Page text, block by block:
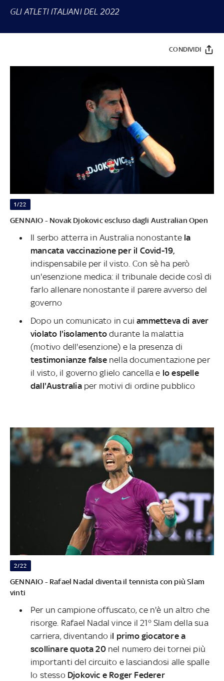
GLI ATLETI ITALIANI DEL 2022
CONDIVIDI
1/22
GENNAIO - Novak Djokovic escluso dagli Australian Open
Il serbo atterra in Australia nonostante la
mancata vaccinazione per il Covid-19,
indispensabile per il visto. Con sè ha però
un'esenzione medica: il tribunale decide così di
farlo allenare nonostante il parere avverso del
governo
Dopo un comunicato in cuiammetteva di aver
violato l'isolamento durante la malattia
(motivo dell'esenzione) e la presenza di
testimonianze falsenella documentazione per
il visto, il governo glielo cancella e lo espelle
dall'Australiaper motivi di ordine pubblico
2/22
GENNAIO - Rafael Nadal diventa il tennista con più Slam
vinti
Per un campione offuscato, ce n'è un altro che
risorge. Rafael Nadal vince il 21° Slam della sua
carriera, diventando il primo giocatore a
scollinare quota 20 nel numero dei tornei più
importanti del circuito e lasciandosi alle spalle
lo stesso Djokovic e Roger Federer